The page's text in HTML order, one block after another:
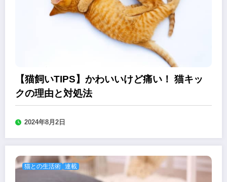
【猫飼いTIPS】かわいいけど痛い！ 猫キッ
クの理由と対処法
2024年8月2日
猫との生活術 連載